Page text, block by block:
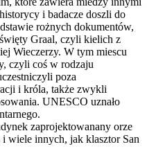
i badacze doszli do
rożnych dokumentów,
Graal, czyli kielich z
Wieczerzy. W tym miescu
czyli coś w rodzaju
poza
i króla, także zwykli
UNESCO uznało
zaprojektowanany orze
wiele innych, jak klasztor San